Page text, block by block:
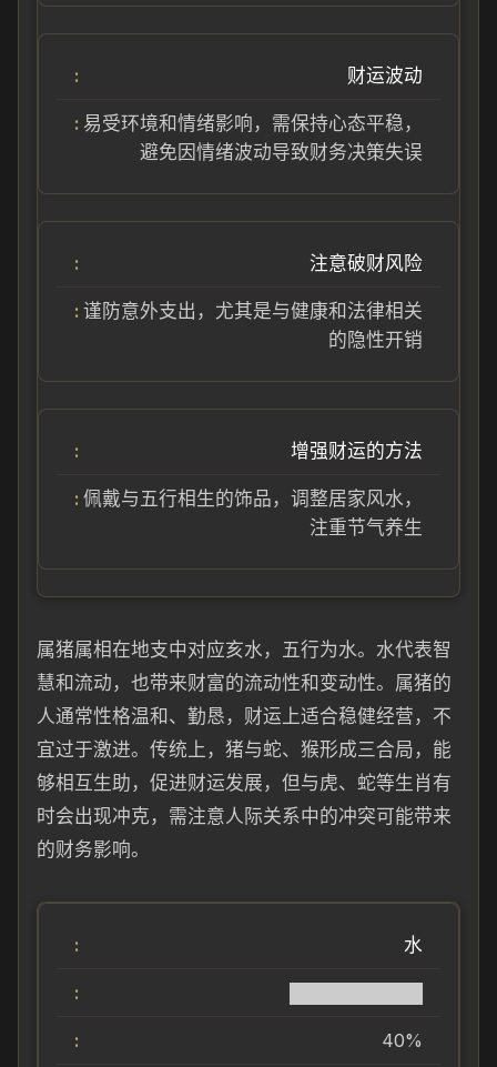
财运波动
易受环境和情绪影响，需保持心态平稳，
避免因情绪波动导致财务决策失误
注意破财风险
谨防意外支出，尤其是与健康和法律相关
的隐性开销
增强财运的方法
佩戴与五行相生的饰品，调整居家风水，
注重节气养生
属猪属相在地支中对应亥水，五行为水。水代表智
慧和流动，也带来财富的流动性和变动性。属猪的
人通常性格温和、勤恳，财运上适合稳健经营，不
宜过于激进。传统上，猪与蛇、猴形成三合局，能
够相互生助，促进财运发展，但与虎、蛇等生肖有
时会出现冲克，需注意人际关系中的冲突可能带来
的财务影响。
水
40%